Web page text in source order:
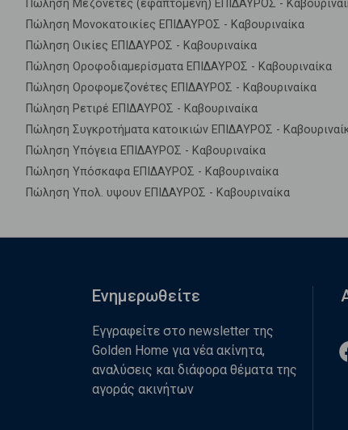
Πώληση Μεζονέτες (εφαπτόμενη) ΕΠΙΔΑΥΡΟΣ -
Πώληση Μονοκατοικίες ΕΠΙΔΑΥΡΟΣ - Καβουριναίκα
Πώληση Οικίες ΕΠΙΔΑΥΡΟΣ - Καβουριναίκα
Πώληση Οροφοδιαμερίσματα ΕΠΙΔΑΥΡΟΣ - Καβουριναίκα
Πώληση Οροφομεζονέτες ΕΠΙΔΑΥΡΟΣ - Καβουριναίκα
Πώληση Ρετιρέ ΕΠΙΔΑΥΡΟΣ - Καβουριναίκα
Πώληση Συγκροτήματα κατοικιών ΕΠΙΔΑΥΡΟΣ -
Πώληση Υπόγεια ΕΠΙΔΑΥΡΟΣ - Καβουριναίκα
Πώληση Υπόσκαφα ΕΠΙΔΑΥΡΟΣ - Καβουριναίκα
Πώληση Υπολ. υψουν ΕΠΙΔΑΥΡΟΣ - Καβουριναίκα
Ενημερωθείτε
Εγγραφείτε στο newsletter της
Golden Home για νέα ακίνητα,
αναλύσεις και διάφορα θέματα της
αγοράς ακινήτων